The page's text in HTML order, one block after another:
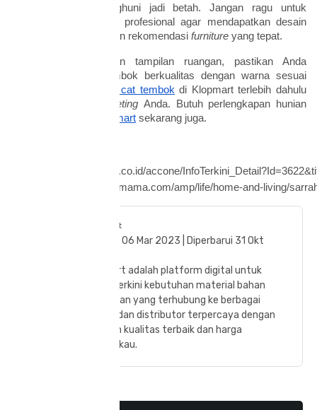
membuat setiap penghuni jadi betah. Jangan ragu untuk
menggunakan layanan profesional agar mendapatkan desain
ruangan menarik dengan rekomendasi furniture yang tepat.
Untuk memaksimalkan tampilan ruangan, pastikan Anda
menggunakan cat tembok berkualitas dengan warna sesuai
harga cat tembok di Klopmart terlebih dahulu
budgetingAnda. Butuh perlengkapan hunian
Kunjungi Klopmart sekarang juga.
https://www.acc.co.id/accone/
https://www.popmama.com/amp/life/home-and-living/
Klopmart
Tayang 06 Mar 2023 | Diperbarui 31 Okt
KlopMart adalah platform digital untuk
solusi terkini kebutuhan material bahan
bangunan yang terhubung ke berbagai
suplier dan distributor terpercaya dengan
jaminan kualitas terbaik dan harga
terjangkau.